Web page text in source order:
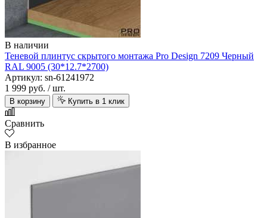
В наличии
Теневой плинтус скрытого монтажа Pro Design 7209 Черный
RAL 9005 (30*12.7*2700)
Артикул: sn-61241972
1 999 руб. / шт.
В корзину Купить в 1 клик
Сравнить
В избранное